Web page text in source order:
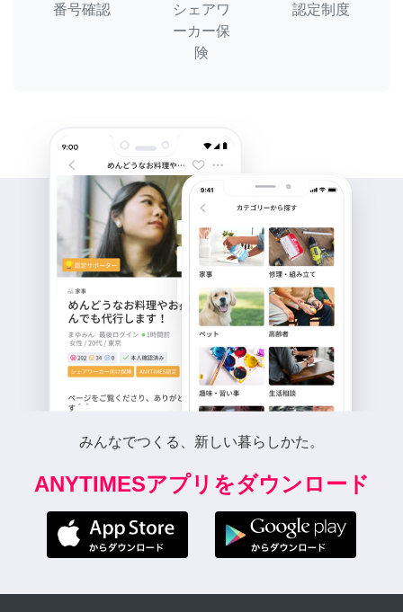
番号確認
シェアワ
ーカー保
険
認定制度
みんなでつくる、新しい暮らしかた。
ANYTIMESアプリをダウンロード